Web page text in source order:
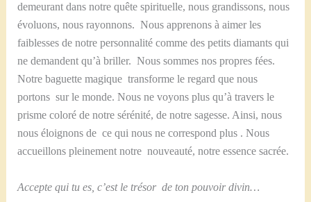
demeurant dans notre quête spirituelle, nous grandissons, nous
évoluons, nous rayonnons. Nous apprenons à aimer les
faiblesses de notre personnalité comme des petits diamants qui
ne demandent qu’à briller. Nous sommes nos propres fées.
Notre baguette magique transforme le regard que nous
portons sur le monde. Nous ne voyons plus qu’à travers le
prisme coloré de notre sérénité, de notre sagesse. Ainsi, nous
nous éloignons de ce qui nous ne correspond plus . Nous
accueillons pleinement notre nouveauté, notre essence sacrée.
Accepte qui tu es, c’est le trésor de ton pouvoir divin…